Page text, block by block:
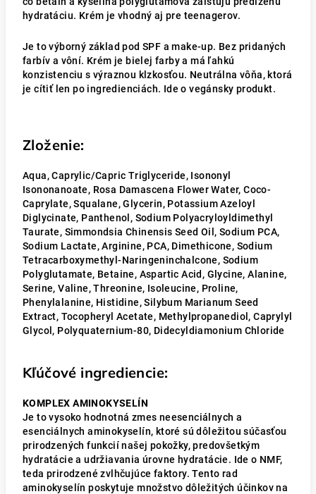
hydratáciu. Krém je vhodný aj pre teenagerov.
Je to výborný základ pod SPF a make-up. Bez pridaných
farbív a vôní. Krém je bielej farby a má ľahkú
konzistenciu s výraznou klzkosťou. Neutrálna vôňa, ktorá
je cítiť len po ingredienciách. Ide o vegánsky produkt.
Zloženie:
Aqua, Caprylic/Capric Triglyceride, Isononyl
Isononanoate, Rosa Damascena Flower Water, Coco-
Caprylate, Squalane, Glycerin, Potassium Azeloyl
Diglycinate, Panthenol, Sodium Polyacryloyldimethyl
Taurate, Simmondsia Chinensis Seed Oil, Sodium PCA,
Sodium Lactate, Arginine, PCA, Dimethicone, Sodium
Tetracarboxymethyl-Naringeninchalcone, Sodium
Polyglutamate, Betaine, Aspartic Acid, Glycine, Alanine,
Serine, Valine, Threonine, Isoleucine, Proline,
Phenylalanine, Histidine, Silybum Marianum Seed
Extract, Tocopheryl Acetate, Methylpropanediol, Caprylyl
Glycol, Polyquaternium-80, Didecyldiamonium Chloride
Kľúčové ingrediencie:
KOMPLEX AMINOKYSELÍN
Je to vysoko hodnotná zmes neesenciálnych a
esenciálnych aminokyselín, ktoré sú dôležitou súčasťou
prirodzených funkcií našej pokožky, predovšetkým
hydratácie a udržiavania úrovne hydratácie. Ide o NMF,
teda prirodzené zvlhčujúce faktory. Tento rad
aminokyselín poskytuje množstvo dôležitých účinkov na